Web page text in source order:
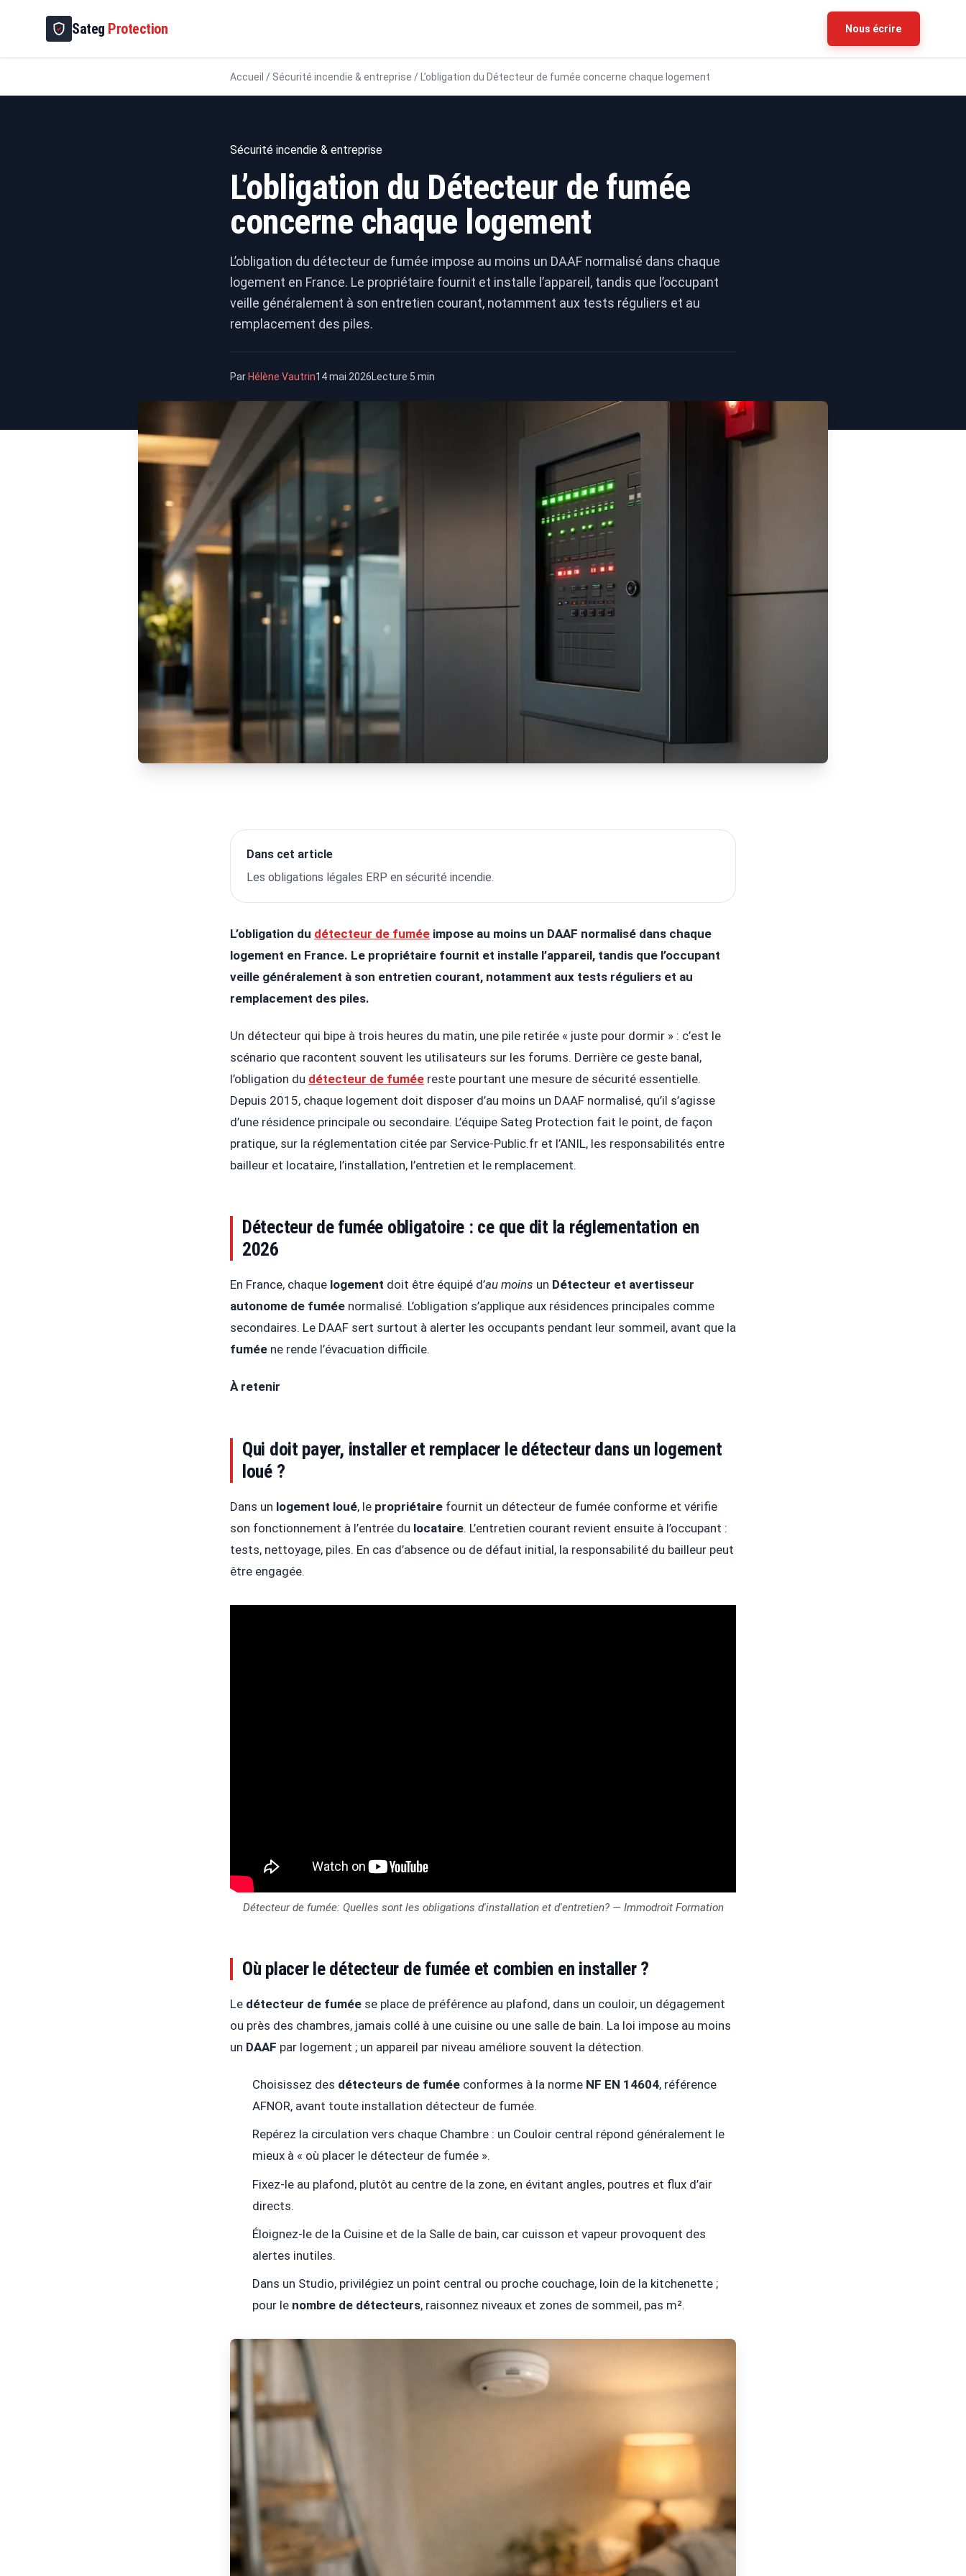
Sateg Protection Nous écrire
Accueil / Sécurité incendie & entreprise / L’obligation du Détecteur de fumée concerne chaque logement
Sécurité incendie & entreprise
L’obligation du Détecteur de fumée
concerne chaque logement
L’obligation du détecteur de fumée impose au moins un DAAF normalisé dans chaque
logement en France. Le propriétaire fournit et installe l’appareil, tandis que l’occupant
veille généralement à son entretien courant, notamment aux tests réguliers et au
remplacement des piles.
Par Hélène Vautrin14 mai 2026Lecture 5 min
Dans cet article
Les obligations légales ERP en sécurité incendie.
L’obligation du détecteur de fumée impose au moins un DAAF normalisé dans chaque
logement en France. Le propriétaire fournit et installe l’appareil, tandis que l’occupant
veille généralement à son entretien courant, notamment aux tests réguliers et au
remplacement des piles.
Un détecteur qui bipe à trois heures du matin, une pile retirée « juste pour dormir » : c’est le
scénario que racontent souvent les utilisateurs sur les forums. Derrière ce geste banal,
l’obligation du détecteur de fumée reste pourtant une mesure de sécurité essentielle.
Depuis 2015, chaque logement doit disposer d’au moins un DAAF normalisé, qu’il s’agisse
d’une résidence principale ou secondaire. L’équipe Sateg Protection fait le point, de façon
pratique, sur la réglementation citée par Service-Public.fr et l’ANIL, les responsabilités entre
bailleur et locataire, l’installation, l’entretien et le remplacement.
Détecteur de fumée obligatoire : ce que dit la réglementation en
2026
En France, chaque logement doit être équipé d’au moins un Détecteur et avertisseur
autonome de fumée normalisé. L’obligation s’applique aux résidences principales comme
secondaires. Le DAAF sert surtout à alerter les occupants pendant leur sommeil, avant que la
fumée ne rende l’évacuation difficile.
À retenir
Qui doit payer, installer et remplacer le détecteur dans un logement
loué ?
Dans un logement loué, le propriétaire fournit un détecteur de fumée conforme et vérifie
son fonctionnement à l’entrée du locataire. L’entretien courant revient ensuite à l’occupant :
tests, nettoyage, piles. En cas d’absence ou de défaut initial, la responsabilité du bailleur peut
être engagée.
Détecteur de fumée: Quelles sont les obligations d'installation et d'entretien? — Immodroit Formation
Où placer le détecteur de fumée et combien en installer ?
Le détecteur de fumée se place de préférence au plafond, dans un couloir, un dégagement
ou près des chambres, jamais collé à une cuisine ou une salle de bain. La loi impose au moins
un DAAF par logement ; un appareil par niveau améliore souvent la détection.
Choisissez des détecteurs de fuméeconformes à la norme NF EN 14604, référence
AFNOR, avant toute installation détecteur de fumée.
Repérez la circulation vers chaque Chambre : un Couloir central répond généralement le
mieux à « où placer le détecteur de fumée ».
Fixez-le au plafond, plutôt au centre de la zone, en évitant angles, poutres et flux d’air
directs.
Éloignez-le de la Cuisine et de la Salle de bain, car cuisson et vapeur provoquent des
alertes inutiles.
Dans un Studio, privilégiez un point central ou proche couchage, loin de la kitchenette ;
pour le nombre de détecteurs, raisonnez niveaux et zones de sommeil, pas m².